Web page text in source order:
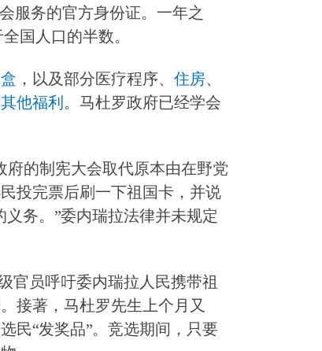
服务的官方身份证。一年之
国人口的半数。
，以及部分医疗程序、 住房、
他福利 。马杜罗政府已经学会
的制宪大会取代原本由在野党
投完票后刷一下祖国卡，并说
务。”委内瑞拉法律并未规定
官员呼吁委内瑞拉人民携带祖
接著，马杜罗先生上个月又
民“发奖品”。竞选期间，只要